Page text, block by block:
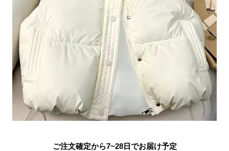
ご注文確定から7~28日でお届け予定